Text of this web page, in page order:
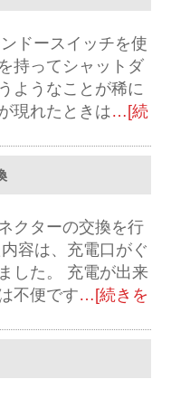
ドースイッチを使
持ってシャットダ
ようなことが稀に
現れたときは…[続
クターの交換を行
容は、充電口がぐ
した。 充電が出来
不便です…[続きを